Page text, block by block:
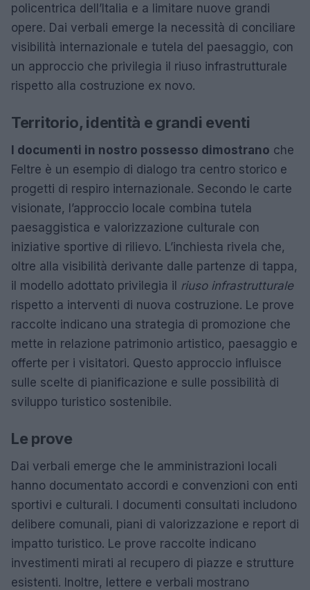
policentrica dell’Italia e a limitare nuove grandi
opere. Dai verbali emerge la necessità di conciliare
visibilità internazionale e tutela del paesaggio, con
un approccio che privilegia il riuso infrastrutturale
rispetto alla costruzione ex novo.
Territorio, identità e grandi eventi
I documenti in nostro possesso dimostrano che
Feltre è un esempio di dialogo tra centro storico e
progetti di respiro internazionale. Secondo le carte
visionate, l’approccio locale combina tutela
paesaggistica e valorizzazione culturale con
iniziative sportive di rilievo. L’inchiesta rivela che,
oltre alla visibilità derivante dalle partenze di tappa,
il modello adottato privilegia il riuso infrastrutturale
rispetto a interventi di nuova costruzione. Le prove
raccolte indicano una strategia di promozione che
mette in relazione patrimonio artistico, paesaggio e
offerte per i visitatori. Questo approccio influisce
sulle scelte di pianificazione e sulle possibilità di
sviluppo turistico sostenibile.
Le prove
Dai verbali emerge che le amministrazioni locali
hanno documentato accordi e convenzioni con enti
sportivi e culturali. I documenti consultati includono
delibere comunali, piani di valorizzazione e report di
impatto turistico. Le prove raccolte indicano
investimenti mirati al recupero di piazze e strutture
esistenti. Inoltre, lettere e verbali mostrano